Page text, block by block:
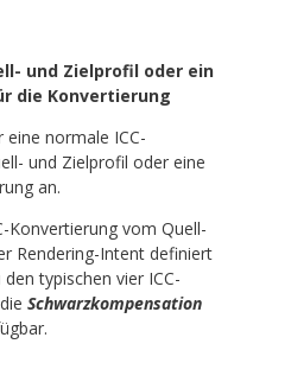
und Zielprofil oder ein
die Konvertierung
eine normale ICC-
und Zielprofil oder eine
an.
Konvertierung vom Quell-
Rendering-Intent definiert
typischen vier ICC-
Schwarzkompensation